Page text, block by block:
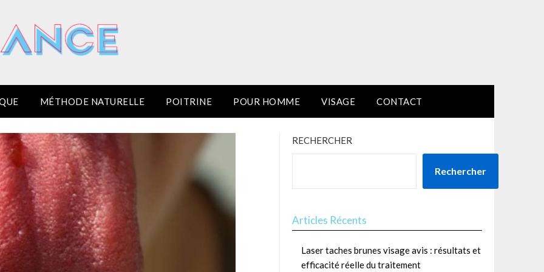
MÉTHODE NATURELLE POITRINE POUR HOMME VISAGE CONTACT
RECHERCHER
Rechercher
Articles Récents
Laser taches brunes visage avis : résultats et
efficacité réelle du traitement